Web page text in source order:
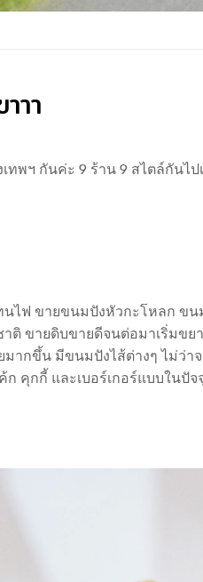
าา
พฯ กันค่ะ 9 ร้าน 9 สไตล์กันไ
ไฟ ขายขนมปังหัวกะโหลก ขน
ขายดิบขายดีจนต่อมาเริ่มขย
ากขึ้น มีขนมปังไส้ต่างๆ ไม่ว่า
คุกกี้ และเบอร์เกอร์แบบในปัจ